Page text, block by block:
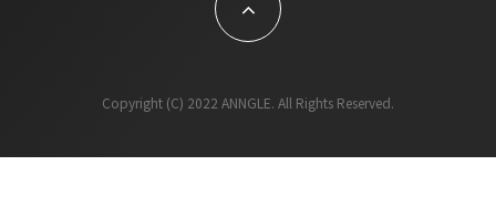
Copyright (C) 2022 ANNGLE. All Rights Reserved.